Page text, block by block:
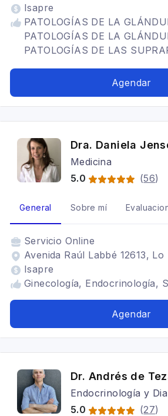
Isapre
PATOLOGÍAS DE LA
PATOLOGÍAS DE LA
PATOLOGÍAS DE LAS
ENDOCRINOLOGÍA
HIPOTIROIDISMO,
HASHIMOTO, TIROIDITIS
Agendar
Dra. Daniela
Medicina
5.0
(56)
General Sobre mí
Servicio Online
Avenida Raúl Labbé 12613,
Isapre
Ginecología, Endocrinología,
Agendar
Dr. Andrés de
Endocrinología y
5.0
(27)